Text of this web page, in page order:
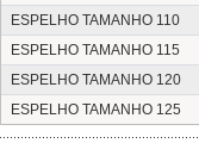
ESPELHO TAMANHO 110
ESPELHO TAMANHO 115
ESPELHO TAMANHO 120
ESPELHO TAMANHO 125